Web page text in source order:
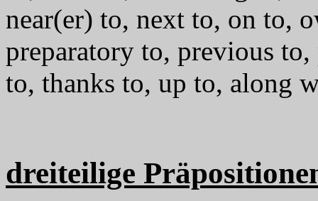
near(er) to, next to, on to,
preparatory to, previous
to, thanks to, up to, along
dreiteilige